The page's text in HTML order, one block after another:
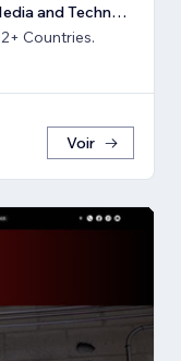
Wix Official Partner | Websidezone Media and Technologies Pvt Ltd
Countries.
Voir